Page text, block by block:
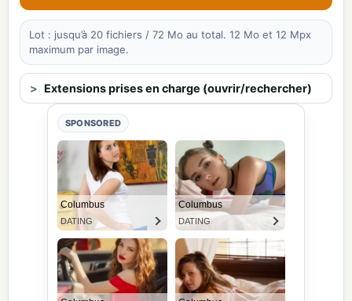
Lot : jusqu’à 20 fichiers / 72 Mo au total. 12 Mo et 12 Mpx
maximum par image.
Extensions prises en charge (ouvrir/rechercher)
SPONSORED